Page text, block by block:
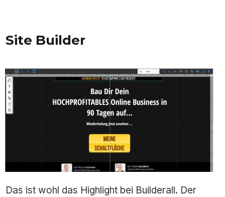
Site Builder
Das ist wohl das Highlight bei Builderall. Der